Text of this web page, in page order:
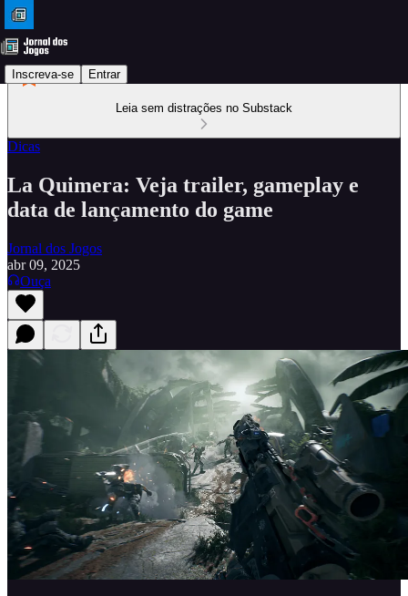
Inscreva-se Entrar
Leia sem distrações no Substack
Dicas
La Quimera: Veja trailer, gameplay e
data de lançamento do game
Jornal dos Jogos
abr 09, 2025
Ouça